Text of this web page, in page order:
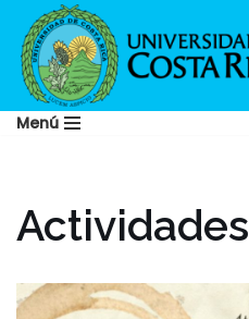
Saltar
al
contenido
Menú
Actividades